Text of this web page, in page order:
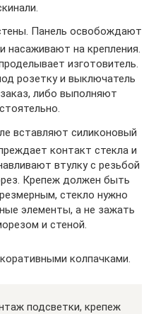
Панель освобождают
насаживают на крепления.
изготовитель.
розетку и выключатель
либо выполняют
вставляют силиконовый
контакт стекла и
втулку с резьбой
Крепеж должен быть
стекло нужно
элементы, а не зажать
и стеной.
колпачками.
подсветки, крепеж